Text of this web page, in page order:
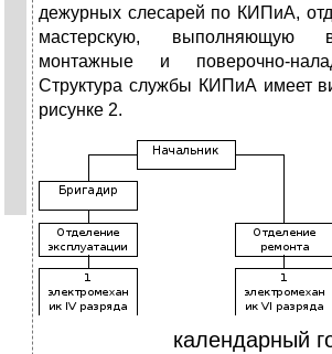
дежурных слесарей по КИПиА,
мастерскую, выполняющую
монтажные и поверочно-
Структура службы КИПиА имеет
рисунке 2.
календарный